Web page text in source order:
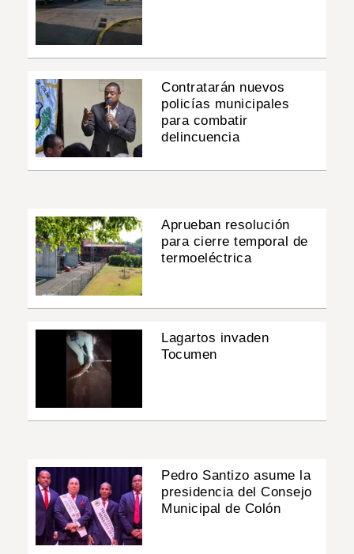
Contratarán nuevos
policías municipales
para combatir
delincuencia
Aprueban resolución
para cierre temporal de
termoeléctrica
Lagartos invaden
Tocumen
Pedro Santizo asume la
presidencia del Consejo
Municipal de Colón